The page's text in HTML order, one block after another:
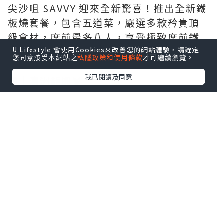
尖沙咀 SAVVY 迎來全新驚喜！推出全新鐵
板燒套餐，包含五道菜，嚴選多款矜貴頂
級食材，席前最多八人，享受極致席前鐵
板燒視覺體驗😎🤟🏻
➊｜澳洲龍蝦🦞
師傅會先喺席前展示新鮮澳洲龍蝦，隨後
U Lifestyle 會使用Cookies來改善您的網站體驗，請確定
您同意接受本網站之私隱政策和使用條款才可繼續瀏覽。
我已閱讀及同意